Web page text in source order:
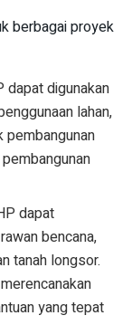
berbagai proyek
dapat digunakan
lahan,
pembangunan
dapat
bencana,
tanah longsor.
yang tepat